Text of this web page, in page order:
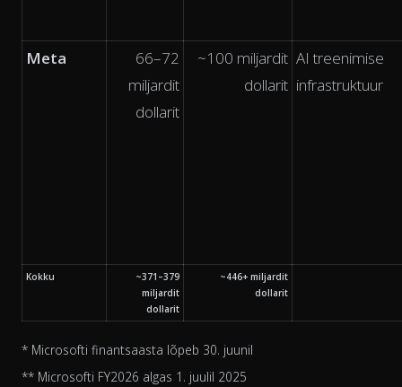
Meta
66–72
miljardit
dollarit
~100 miljardit
dollarit
AI treenimise
infrastruktuur
Kokku
~371–379
miljardit
dollarit
~446+ miljardit
dollarit
* Microsofti finantsaasta lõpeb 30. juunil
** Microsofti FY2026 algas 1. juulil 2025